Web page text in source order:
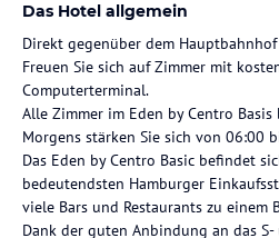
Das Hotel allgemein
Direkt gegenüber dem
Freuen Sie sich auf Zimmer mit
Computerterminal.
Alle Zimmer im Eden by Centro
Morgens stärken Sie sich von 06:00
Das Eden by Centro Basic befindet
bedeutendsten Hamburger
viele Bars und Restaurants zu einem
Dank der guten Anbindung an das